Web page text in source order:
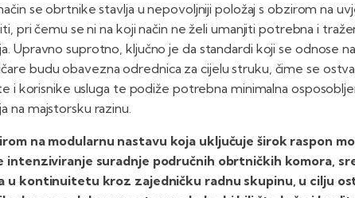
se obrtnike stavlja u nepovoljniji položaj s obzirom na
pri čemu se ni na koji način ne želi umanjiti potrebna i
Upravno suprotno, ključno je da standardi koji se odnose
budu obavezna odrednica za cijelu struku, čime se
i korisnike usluga te podiže potrebna minimalna
na majstorsku razinu.
na modularnu nastavu koja uključuje širok raspon
intenziviranje suradnje područnih obrtničkih komora,
u kontinuitetu kroz zajedničku radnu skupinu, u cilju